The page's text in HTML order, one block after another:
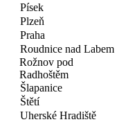
Písek
Plzeň
Praha
Roudnice nad Labem
Rožnov pod
Radhoštěm
Šlapanice
Štětí
Uherské Hradiště